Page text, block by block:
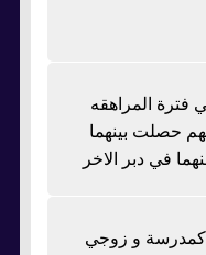
فترة المراهقه
حصلت بينهما
في دبر الاخر
كمدرسة و زوجي